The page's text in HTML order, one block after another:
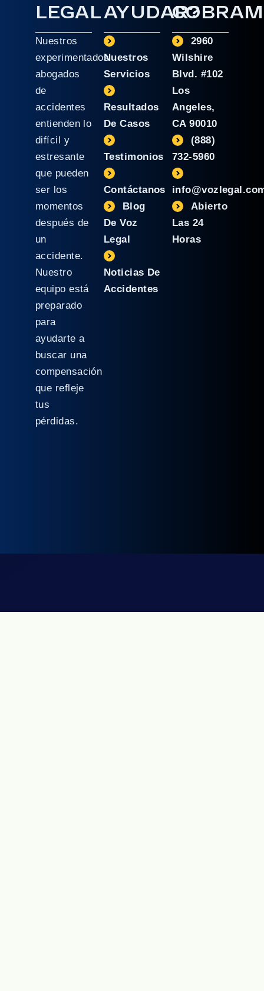
LEGAL
Nuestros
experimentados
abogados
de
accidentes
entienden lo
difícil y
estresante
que pueden
ser los
momentos
después de
un
accidente.
Nuestro
equipo está
preparado
para
ayudarte a
buscar una
compensación
que refleje
tus
pérdidas.
AYUDAR?
Nuestros
Servicios
Resultados
De Casos
Testimonios
Contáctanos
Blog
De Voz
Legal
Noticias De
Accidentes
2960
Wilshire
Blvd. #102
Los
Angeles,
CA 90010
(888)
732-5960
Abierto
Las 24
Horas